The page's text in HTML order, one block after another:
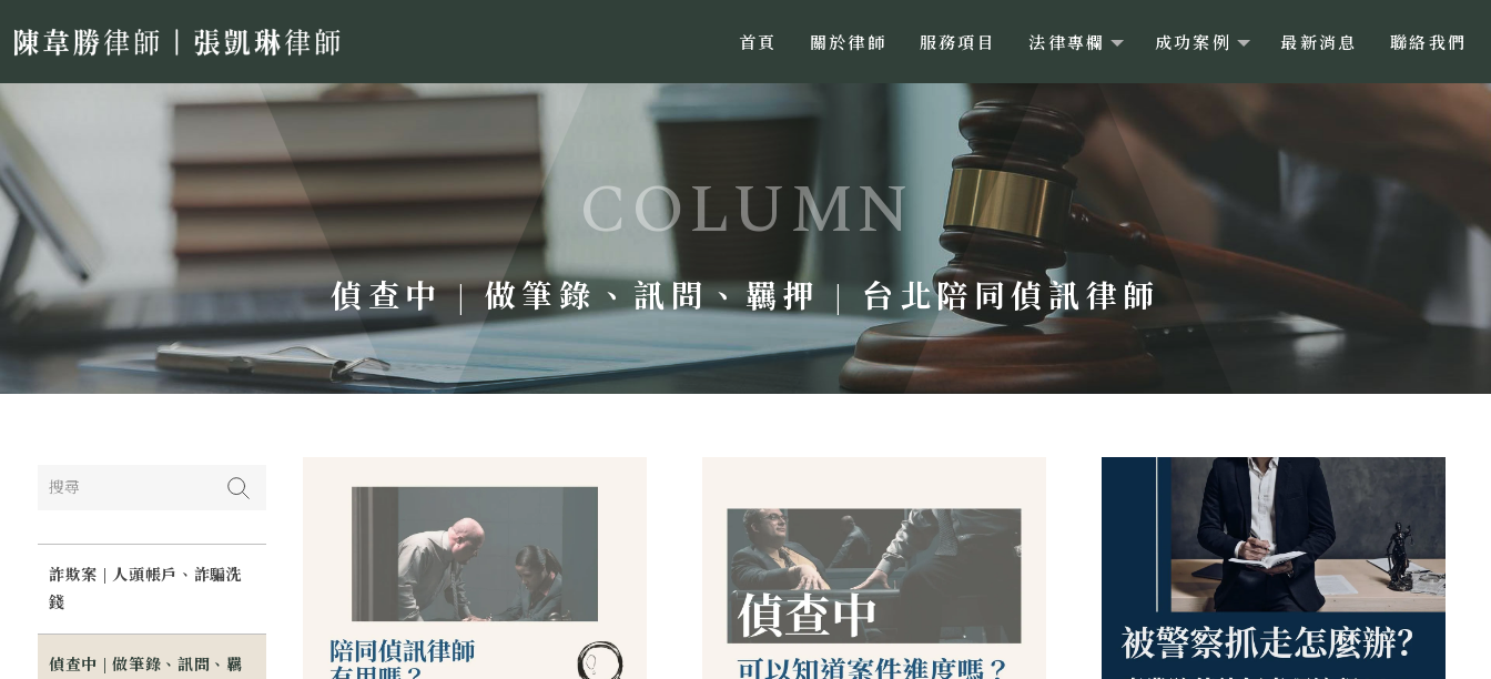
首頁 關於律師 服務項目 法律專欄 成功案例 最新消息 聯絡我們
偵查中 | 做筆錄、訊問、羈押 | 台北陪同偵訊律師
詐欺案 | 人頭帳戶、詐騙洗
錢
偵查中 | 做筆錄、訊問、羈